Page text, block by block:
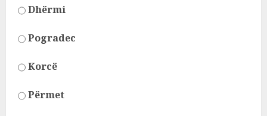
Dhërmi
Pogradec
Korcë
Përmet